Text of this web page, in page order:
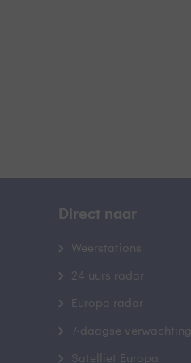
Direct naar
Weerstations
24 uurs radar
Europa radar
7-daagse verwachting
Satelliet Europa